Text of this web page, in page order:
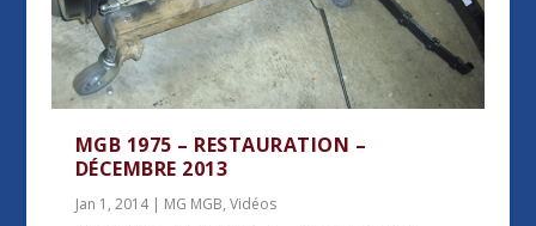
MGB 1975 – RESTAURATION –
DÉCEMBRE 2013
Jan 1, 2014| MG MGB, Vidéos